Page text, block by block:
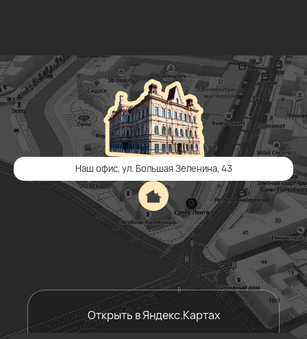
Наш офис, ул. Большая Зеленина, 43
Открыть в Яндекс.Картах